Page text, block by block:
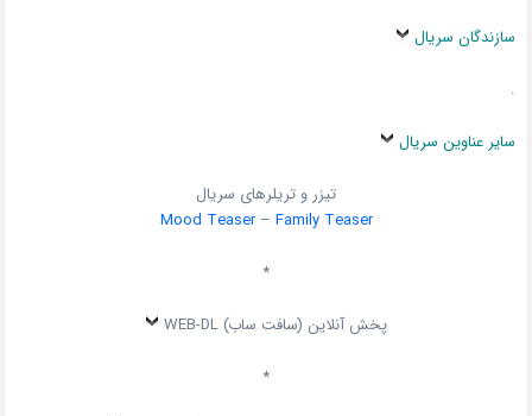
سازندگان سریال
.
سایر عناوین سریال
تیزر و تریلرهای سریال
Mood Teaser– Family Teaser
*
پخش آنلاین (سافت ساب) WEB-DL
*